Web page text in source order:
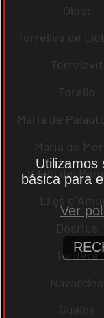
Olost
Torrelles de
Torrelavit
Torelló
Maria de
Maria de
Vilobí del
Lliçà
Dosrius
Tordera
Navarcles
Gualba
Utilizamos
básica para
Ver